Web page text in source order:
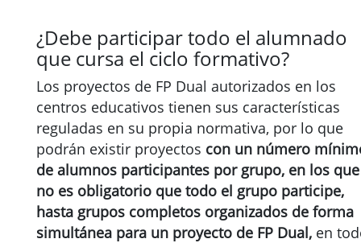
¿Debe participar todo el alumnado
que cursa el ciclo formativo?
Los proyectos de FP Dual autorizados en los
centros educativos tienen sus características
reguladas en su propia normativa, por lo que
podrán existir proyectos con un número
de alumnos participantes por grupo, en los que
no es obligatorio que todo el grupo participe,
hasta grupos completos organizados de forma
simultánea para un proyecto de FP Dual, en